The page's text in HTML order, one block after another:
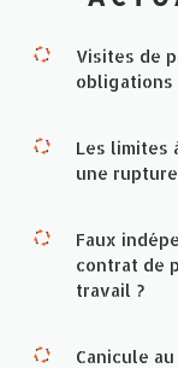
Visites de
obligations
Les limites
une
Faux
contrat de
travail ?
Canicule